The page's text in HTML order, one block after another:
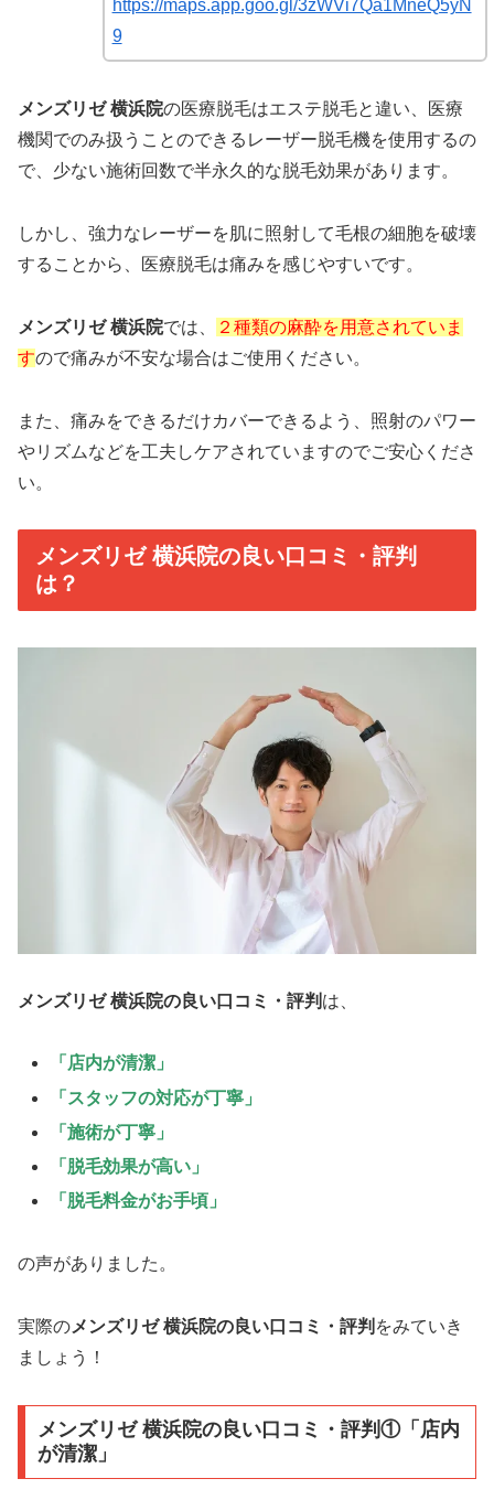
https://maps.app.goo.gl/3zWVi7Qa1MneQ5yN
9
メンズリゼ 横浜院の医療脱毛はエステ脱毛と違い、医療
機関でのみ扱うことのできるレーザー脱毛機を使用するの
で、少ない施術回数で半永久的な脱毛効果があります。
しかし、強力なレーザーを肌に照射して毛根の細胞を破壊
することから、医療脱毛は痛みを感じやすいです。
メンズリゼ 横浜院では、
２種類の麻酔を用意されていま
すので痛みが不安な場合はご使用ください。
また、痛みをできるだけカバーできるよう、照射のパワー
やリズムなどを工夫しケアされていますのでご安心くださ
い。
メンズリゼ 横浜院の良い口コミ・評判
は？
メンズリゼ 横浜院の良い口コミ・評判 は、
「店内が清潔」
「スタッフの対応が丁寧」
「施術が丁寧」
「脱毛効果が高い」
「脱毛料金がお手頃」
の声がありました。
実際のメンズリゼ 横浜院の良い口コミ・評判 をみていき
ましょう！
メンズリゼ 横浜院の良い口コミ・評判①「店内
が清潔」